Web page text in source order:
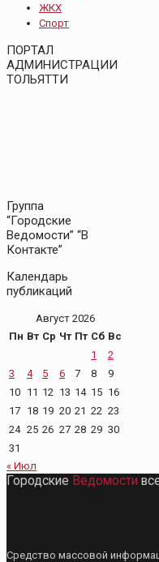
ЖКХ
Спорт
ПОРТАЛ
АДМИНИСТРАЦИИ
ТОЛЬЯТТИ
Группа
“Городские
Ведомости” “В
Контакте”
Календарь
публикаций
Август 2026
Пн Вт Ср Чт Пт Сб Вс
1
2
3
4 5 6 7 8
9
10 11 12 13 14 15 16
17 18 19 20 21 22 23
24 25 26 27 28 29 30
31
« Июл
Городские Ведомости
Средство массовой